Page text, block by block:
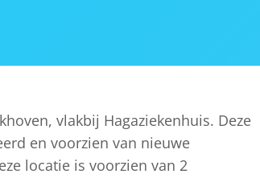
vlakbij Hagaziekenhuis. Deze
en voorzien van nieuwe
locatie is voorzien van 2